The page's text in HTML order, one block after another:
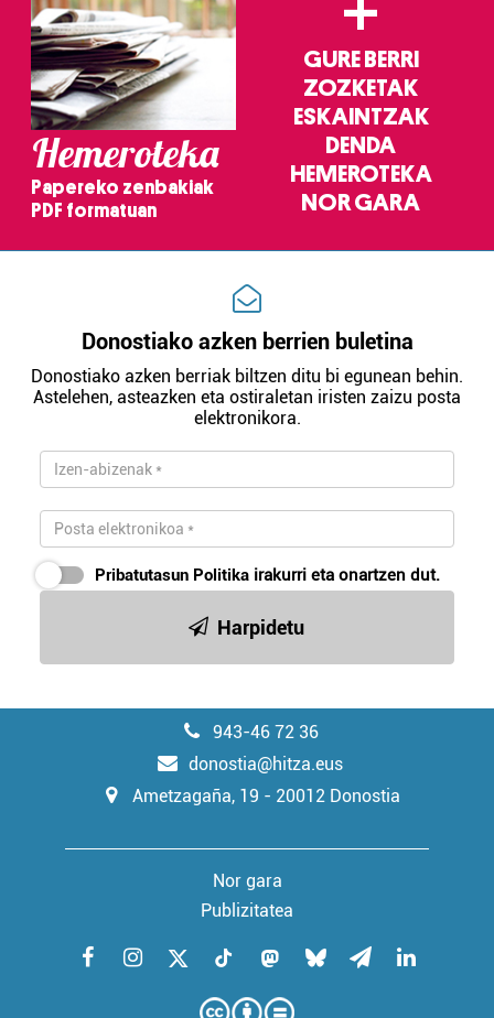
Hemeroteka
Papereko zenbakiak
PDF formatuan
GURE BERRI
ZOZKETAK
ESKAINTZAK
DENDA
HEMEROTEKA
NOR GARA
Donostiako azken berrien buletina
Donostiako azken berriak biltzen ditu bi egunean behin.
Astelehen, asteazken eta ostiraletan iristen zaizu posta
elektronikora.
Pribatutasun Politika irakurri eta onartzen dut.
Harpidetu
943-46 72 36
donostia@hitza.eus
Ametzagaña, 19 - 20012 Donostia
Nor gara
Publizitatea